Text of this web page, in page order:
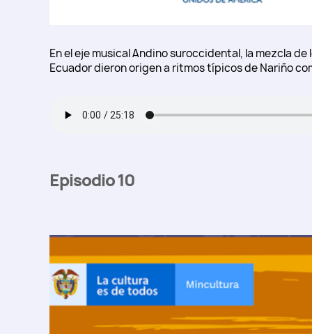
En el eje musical Andino suroccidental, la mezcla
Ecuador dieron origen a ritmos típicos de Nariño
Episodio 10